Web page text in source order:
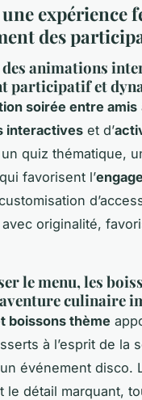
expérience
des
animations
participatif et
soirée entre amis
interactives et d’
quiz thématique,
favorisent l’
originalité,
le menu, les
culinaire
boissons thème
à l’esprit de
événement disco.
le détail marquant,